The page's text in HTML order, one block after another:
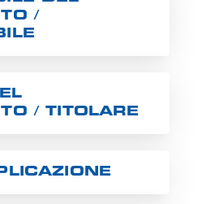
/
/ TITOLARE